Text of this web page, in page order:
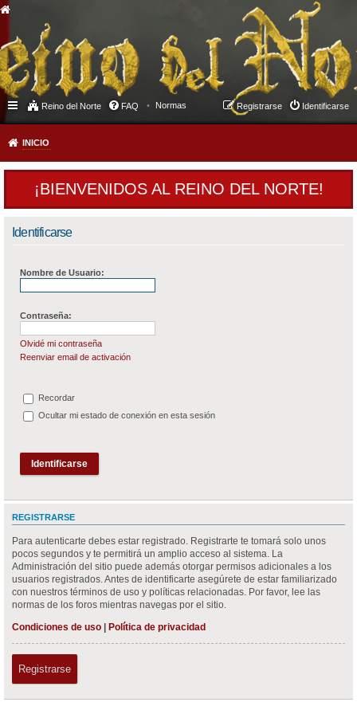
Reino del Norte FAQ Normas Identificarse
Registrarse
INICIO
¡BIENVENIDOS AL REINO DEL NORTE!
Identificarse
Nombre de Usuario:
Contraseña:
Olvidé mi contraseña
Reenviar email de activación
Recordar
Ocultar mi estado de conexión en esta sesión
REGISTRARSE
Para autenticarte debes estar registrado. Registrarte te tomará solo unos
pocos segundos y te permitirá un amplio acceso al sistema. La
Administración del sitio puede además otorgar permisos adicionales a los
usuarios registrados. Antes de identificarte asegúrete de estar familiarizado
con nuestros términos de uso y políticas relacionadas. Por favor, lee las
normas de los foros mientras navegas por el sitio.
Condiciones de uso
Política de privacidad
Registrarse